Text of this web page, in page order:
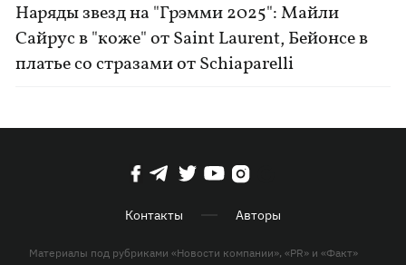
Наряды звезд на "Грэмми 2025": Майли
Сайрус в "коже" от Saint Laurent, Бейонсе в
платье со стразами от Schiaparelli
Контакты Авторы
Материалы под рубриками «Новости компании», «PR» и «Факт»